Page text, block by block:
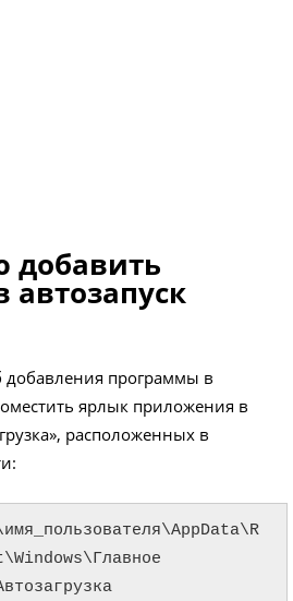
добавить
автозапуск
добавления программы в
ярлык приложения в
расположенных в